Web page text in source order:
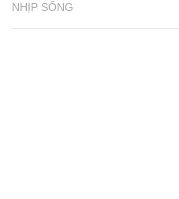
NHỊP SỐNG